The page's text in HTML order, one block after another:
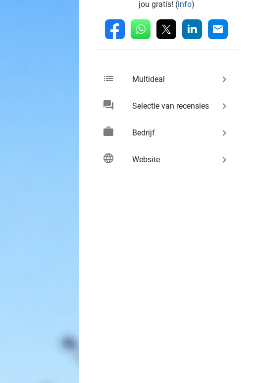
jou gratis! (info)
fb whatsapp linkedin mail
list Multideal keyboard_arrow_right
chat Selectie van recensies keyboard_arrow_right
work Bedrijf keyboard_arrow_right
language Website keyboard_arrow_right